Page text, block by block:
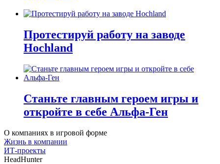
Протестируй работу на заводе
Hochland
Станьте главным героем игры и
откройте в себе Альфа-Ген
О компаниях в игровой форме
Жизнь в компании
ИТ-проекты
HeadHunter